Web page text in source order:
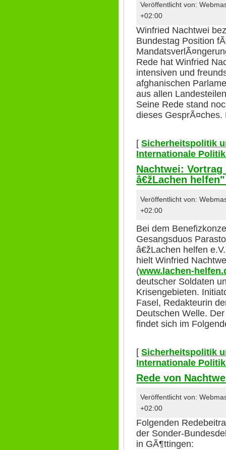
Veröffentlicht von:
+02:00
Winfried Nachtwei
Bundestag Position
Rede hat Winfried
intensiven und
afghanischen
aus allen
Seine Rede stand
dieses
[Sicherheitspolitik
Internationale
Nachtwei:
â€žLachen
Veröffentlicht von:
+02:00
Bei dem
Gesangsduos
â€žLachen helfen
hielt Winfried
(www.lachen-
deutscher Soldaten
Krisengebieten.
Fasel, Redakteurin
Deutschen Welle.
findet sich im
[Sicherheitspolitik
Internationale
Rede von
Veröffentlicht von:
+02:00
Folgenden
der Sonder-
in GÃ¶ttingen: